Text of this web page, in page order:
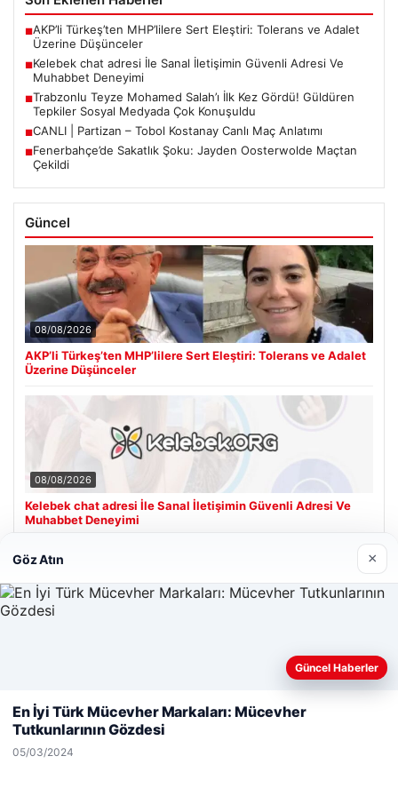
■AKP’li Türkeş’ten MHP’lilere Sert Eleştiri: Tolerans ve Adalet
Üzerine Düşünceler
■Kelebek chat adresi İle Sanal İletişimin Güvenli Adresi Ve
Muhabbet Deneyimi
■Trabzonlu Teyze Mohamed Salah’ı İlk Kez Gördü! Güldüren
Tepkiler Sosyal Medyada Çok Konuşuldu
■CANLI | Partizan – Tobol Kostanay Canlı Maç Anlatımı
■Fenerbahçe’de Sakatlık Şoku: Jayden Oosterwolde Maçtan
Çekildi
Güncel
08/08/2026
AKP’li Türkeş’ten MHP’lilere Sert Eleştiri: Tolerans ve Adalet
Üzerine Düşünceler
08/08/2026
Kelebek chat adresi İle Sanal İletişimin Güvenli Adresi Ve
Muhabbet Deneyimi
Son Eklenen Firmalar
Web sitemizi nasıl kullandığınızı daha iyi anlayabilmek,
kullanıyoruz.Çerez Politikamız
Göz Atın ×
Güncel Haberler
En İyi Türk Mücevher Markaları: Mücevher
Tutkunlarının Gözdesi
05/03/2024